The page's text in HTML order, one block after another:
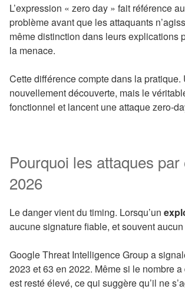
L’expression « zero day » fait référence
problème avant que les attaquants
même distinction dans leurs explications
la menace.
Cette différence compte dans la
nouvellement découverte, mais le
fonctionnel et lancent une attaque zero-
Pourquoi les attaques
2026
Le danger vient du timing. Lorsqu’un
aucune signature fiable, et souvent
Google Threat Intelligence Group a
2023 et 63 en 2022. Même si le nombre
est resté élevé, ce qui suggère qu’il ne